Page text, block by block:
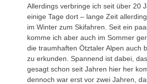
Allerdings verbringe ich seit über 20
einige Tage dort – lange Zeit
im Winter zum Skifahren. Seit ein
komme ich aber auch im Sommer
die traumhaften Ötztaler Alpen auch
zu erkunden. Spannend ist dabei,
gesagt schon seit Jahren hier her
dennoch war erst vor zwei Jahren,